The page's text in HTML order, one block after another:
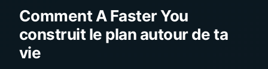
Comment A Faster You
construit le plan autour de ta
vie